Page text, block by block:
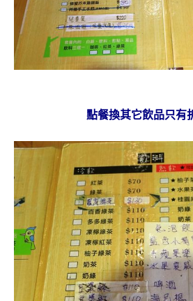
點餐換其它飲品只有